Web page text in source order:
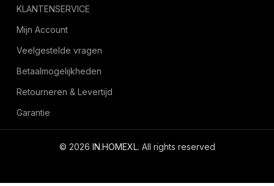
KLANTENSERVICE
Mijn Account
Veelgestelde vragen
Betaalmogelijkheden
Retourneren & Levertijd
Garantie
© 2026 IN.HOMEXL. All rights reserved